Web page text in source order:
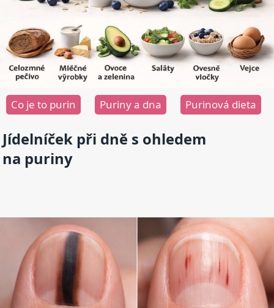
Co je to purin Puriny a dna Purinová dieta
Jídelníček při dně s ohledem
na puriny